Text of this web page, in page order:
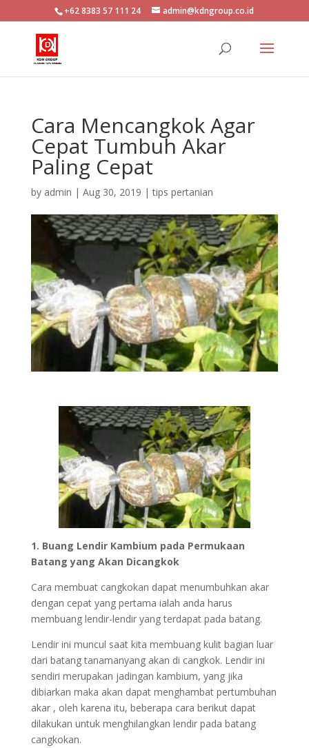
+62 8383 57 111 24 admin@kdngroup.co.id
Cara Mencangkok Agar
Cepat Tumbuh Akar
Paling Cepat
by admin | Aug 30, 2019 |tips pertanian
1. Buang Lendir Kambium pada Permukaan
Batang yang Akan Dicangkok
Cara membuat cangkokan dapat menumbuhkan akar
dengan cepat yang pertama ialah anda harus
membuang lendir-lendir yang terdapat pada batang.
Lendir ini muncul saat kita membuang kulit bagian luar
dari batang tanamanyang akan di cangkok. Lendir ini
sendiri merupakan jadingan kambium, yang jika
dibiarkan maka akan dapat menghambat pertumbuhan
akar , oleh karena itu, beberapa cara berikut dapat
dilakukan untuk menghilangkan lendir pada batang
cangkokan.